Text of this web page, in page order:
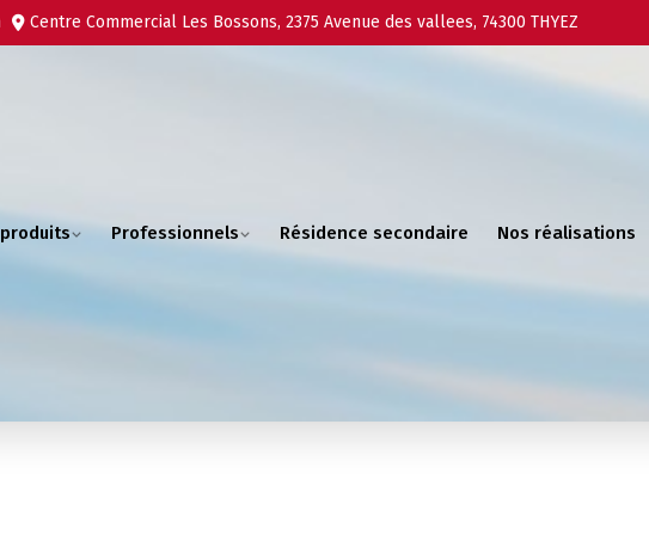
Centre Commercial Les Bossons, 2375 Avenue des vallees, 74300 THYEZ
Professionnels Résidence secondaire Nos réalisations